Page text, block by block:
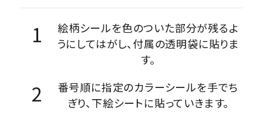
絵柄シールを色のついた部分が残るよ
うにしてはがし、付属の透明袋に貼りま
す。
番号順に指定のカラーシールを手でち
ぎり、下絵シートに貼っていきます。